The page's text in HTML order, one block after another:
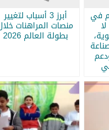
في أبرز 3 أسباب لتغيير
منصات المراهنات
بطولة العالم 2026